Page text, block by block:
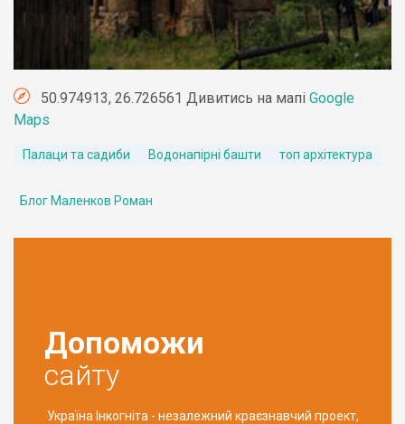
50.974913, 26.726561 Дивитись на мапі Google
Maps
Палаци та садиби Водонапірні башти топ архітектура
Блог Маленков Роман
Допоможи
сайту
Україна Інкогніта - незалежний краєзнавчий проект,